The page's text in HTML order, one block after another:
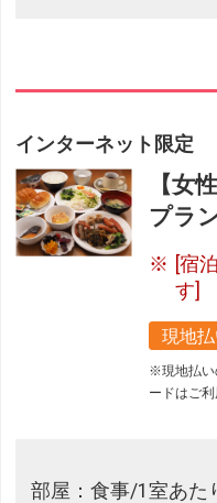
インターネット限定
【女
プラ
[宿
す]
現地
※現地払い
ードはご
部屋：食事/1室あた